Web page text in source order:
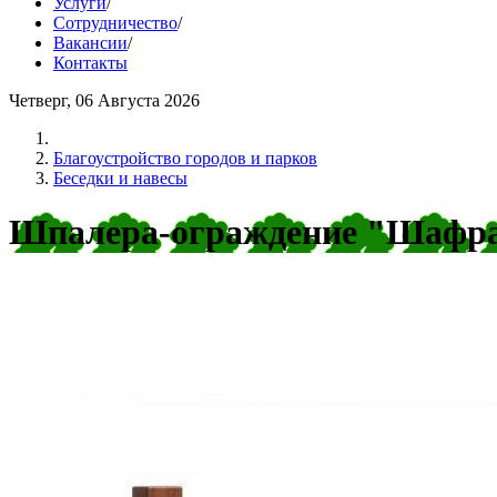
Сотрудничество/
Вакансии/
Контакты
Четверг, 06 Августа 2026
Благоустройство городов и парков
Беседки и навесы
Шпалера-ограждение